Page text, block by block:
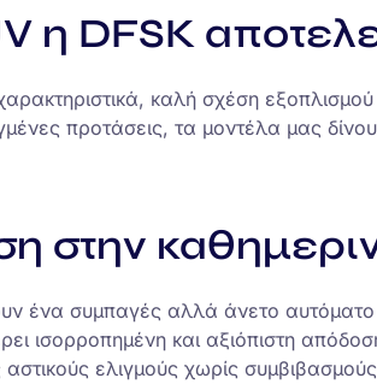
η DFSK
καλή σχέση εξοπλισμού
προτάσεις, τα μοντέλα μας
στην
ένα συμπαγές αλλά άνετο
ισορροπημένη και αξιόπιστη
ελιγμούς χωρίς